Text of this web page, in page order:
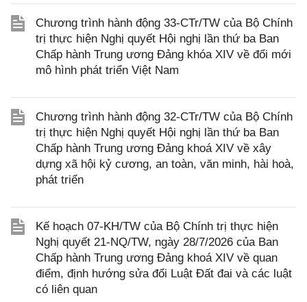
Chương trình hành động 33-CTr/TW của Bộ Chính
trị thực hiện Nghị quyết Hội nghị lần thứ ba Ban
Chấp hành Trung ương Đảng khóa XIV về đổi mới
mô hình phát triển Việt Nam
Chương trình hành động 32-CTr/TW của Bộ Chính
trị thực hiện Nghị quyết Hội nghị lần thứ ba Ban
Chấp hành Trung ương Đảng khoá XIV về xây
dựng xã hội kỷ cương, an toàn, văn minh, hài hoà,
phát triển
Kế hoạch 07-KH/TW của Bộ Chính trị thực hiện
Nghị quyết 21-NQ/TW, ngày 28/7/2026 của Ban
Chấp hành Trung ương Đảng khoá XIV về quan
điểm, định hướng sửa đổi Luật Đất đai và các luật
có liên quan